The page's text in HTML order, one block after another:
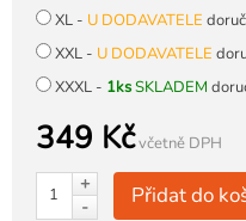
XL - U DODAVATELE
XXL - U DODAVATELE
XXXL - 1ksSKLADEM
349 Kčvčetně DPH
+
-
Přidat do